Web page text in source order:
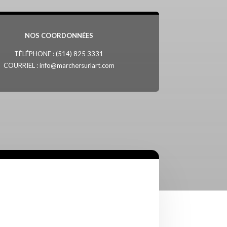
NOS COORDONNÉES
TÈLÉPHONE :(514) 825 3331
COURRIEL :info@marchersurlart.com